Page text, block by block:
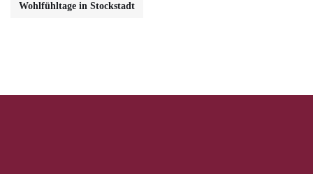
Wohlfühltage in Stockstadt